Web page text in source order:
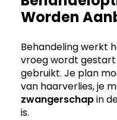
Worden
Behandeling werkt
vroeg wordt
gebruikt. Je plan
van haarverlies, je
zwangerschapin
is.